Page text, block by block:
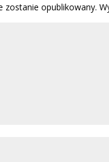
zostanie opublikowany.